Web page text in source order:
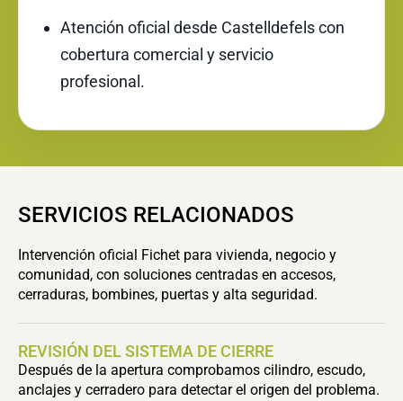
Atención oficial desde Castelldefels con
cobertura comercial y servicio
profesional.
SERVICIOS RELACIONADOS
Intervención oficial Fichet para vivienda, negocio y
comunidad, con soluciones centradas en accesos,
cerraduras, bombines, puertas y alta seguridad.
REVISIÓN DEL SISTEMA DE CIERRE
Después de la apertura comprobamos cilindro, escudo,
anclajes y cerradero para detectar el origen del problema.